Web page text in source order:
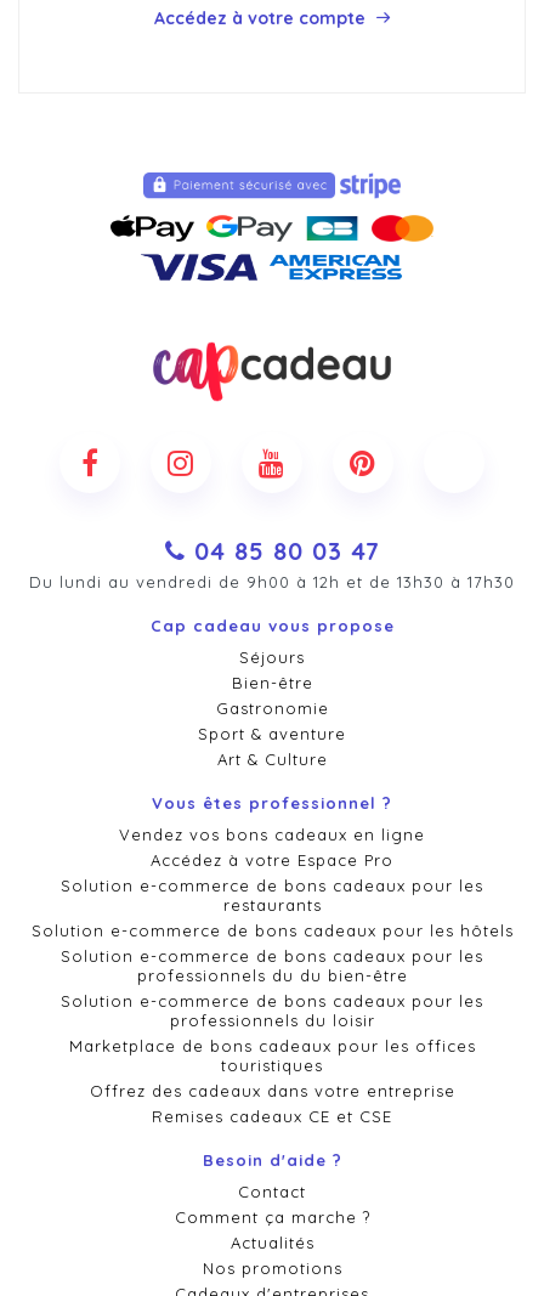
Accédez à votre compte
04 85 80 03 47
Du lundi au vendredi de 9h00 à 12h et de 13h30 à 17h30
Cap cadeau vous propose
Séjours
Bien-être
Gastronomie
Sport & aventure
Art & Culture
Vous êtes professionnel ?
Vendez vos bons cadeaux en ligne
Accédez à votre Espace Pro
Solution e-commerce de bons cadeaux pour les
restaurants
Solution e-commerce de bons cadeaux pour les hôtels
Solution e-commerce de bons cadeaux pour les
professionnels du du bien-être
Solution e-commerce de bons cadeaux pour les
professionnels du loisir
Marketplace de bons cadeaux pour les offices
touristiques
Offrez des cadeaux dans votre entreprise
Remises cadeaux CE et CSE
Besoin d'aide ?
Contact
Comment ça marche ?
Actualités
Nos promotions